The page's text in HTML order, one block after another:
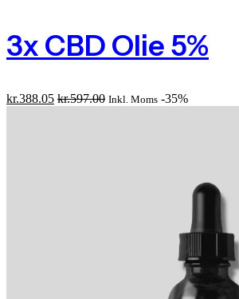
3x CBD Olie 5%
kr.388.05 kr.597.00 Inkl. Moms -35%